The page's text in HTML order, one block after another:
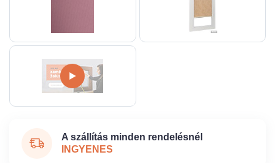
A szállítás minden rendelésnél
INGYENES